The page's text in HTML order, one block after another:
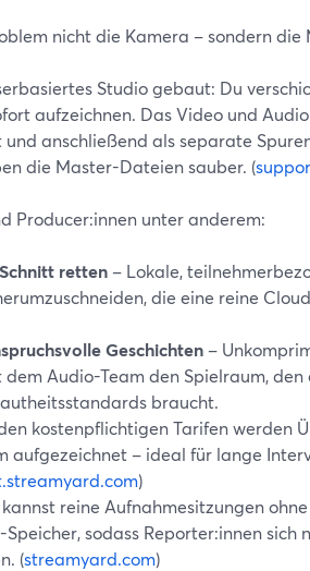
nicht die Kamera – sondern die
Studio gebaut: Du
aufzeichnen. Das Video und
anschließend als separate
die Master-Dateien sauber. (
Producer:innen unter anderem:
retten – Lokale,
die eine reine
Geschichten –
Audio-Team den Spielraum, den
braucht.
kostenpflichtigen Tarifen werden
aufgezeichnet – ideal für lange
)
reine Aufnahmesitzungen
sodass Reporter:innen sich
(streamyard.com)